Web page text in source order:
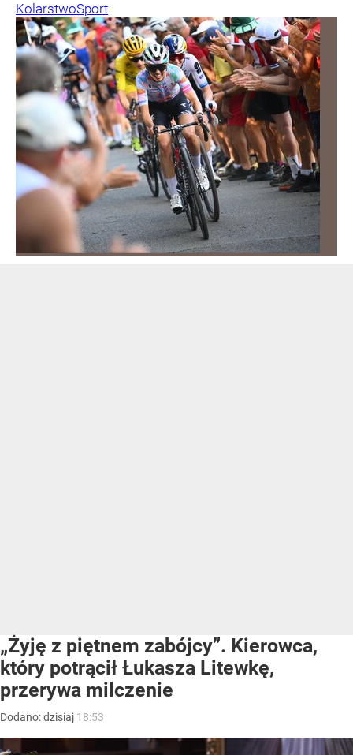
KolarstwoSport
„Żyję z piętnem zabójcy”. Kierowca,
który potrącił Łukasza Litewkę,
przerywa milczenie
Dodano:dzisiaj 18:53